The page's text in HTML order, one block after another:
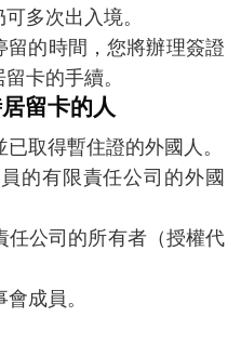
多次出入境。
的時間，您將辦理簽證
卡的手續。
留卡的人
取得暫住證的外國人。
的有限責任公司的外國
公司的所有者（授權代
成員。